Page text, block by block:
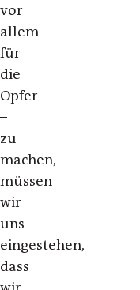
vor
allem
für
die
Opfer
–
zu
machen,
müssen
wir
uns
eingestehen,
dass